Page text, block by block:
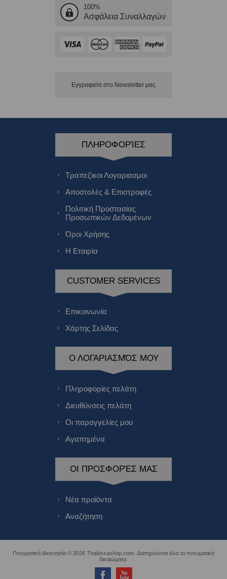
100%
Ασφάλεια Συναλλαγών
Εγγραφείτε στο Νewsletter μας
ΠΛΗΡΟΦΟΡΊΕΣ
Τραπεζικοι Λογαριασμοι
Αποστολές & Επιστροφές
Πολιτική Προστασίας
Προσωπικών Δεδομένων
Όροι Χρήσης
Η Εταιρία
CUSTOMER SERVICES
Επικοινωνία
Χάρτης Σελίδας
Ο ΛΟΓΑΡΙΑΣΜΌΣ ΜΟΥ
Πληροφορίες πελάτη
Διευθύνσεις πελάτη
Οι παραγγελίες μου
Αγαπημένα
ΟΙ ΠΡΟΣΦΟΡΈΣ ΜΑΣ
Νέα προϊόντα
Αναζήτηση
Πνευματική ιδιοκτησία © 2026 Thalassashop.com. Διατηρούνται όλα τα πνευματικά
δικαιώματα.